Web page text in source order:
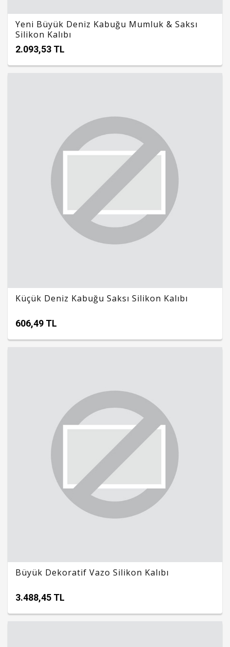
Yeni Büyük Deniz Kabuğu Mumluk & Saksı
Silikon Kalıbı
2.093,53 TL
Küçük Deniz Kabuğu Saksı Silikon Kalıbı
606,49 TL
Büyük Dekoratif Vazo Silikon Kalıbı
3.488,45 TL